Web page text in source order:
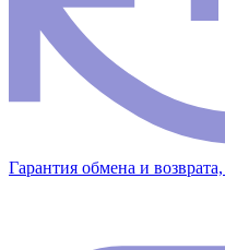
Гарантия обмена и